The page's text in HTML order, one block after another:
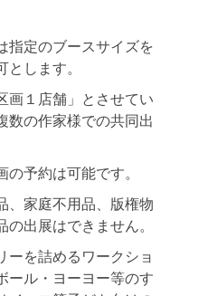
指定のブースサイズを
とします。
画１店舗」とさせてい
数の作家様での共同出
の予約は可能です。
、家庭不用品、版権物
の出展はできません。
ーを詰めるワークショ
ール・ヨーヨー等のす